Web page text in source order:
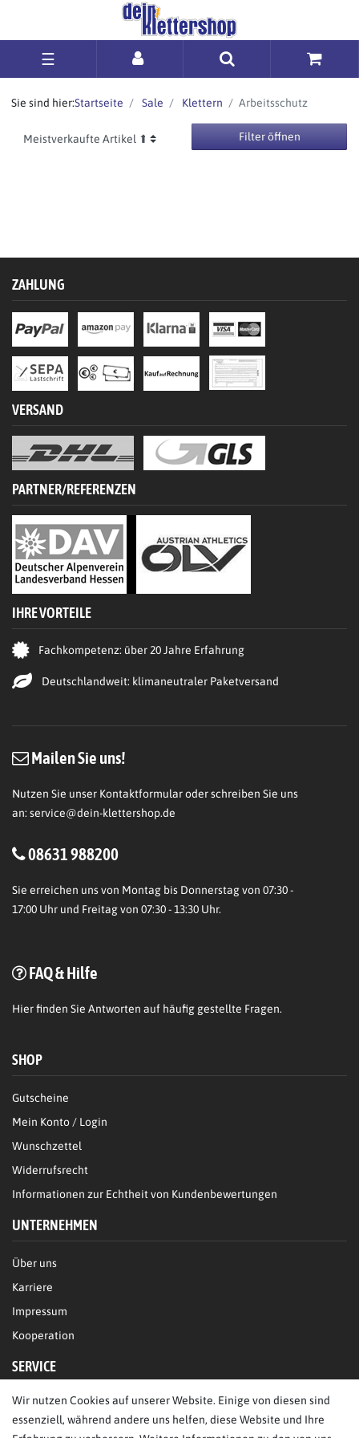
☰
Sie sind hier:Startseite Sale Klettern Arbeitsschutz
Filter öffnen
ZAHLUNG
VERSAND
PARTNER/REFERENZEN
IHRE VORTEILE
Fachkompetenz: über 20 Jahre Erfahrung
Deutschlandweit: klimaneutraler Paketversand
Mailen Sie uns!
Nutzen Sie unser Kontaktformular oder schreiben Sie uns
an: service@dein-klettershop.de
08631 988200
Sie erreichen uns von Montag bis Donnerstag von 07:30 -
17:00 Uhr und Freitag von 07:30 - 13:30 Uhr.
FAQ & Hilfe
Hierfinden Sie Antworten auf häufig gestellte Fragen.
SHOP
Gutscheine
Mein Konto / Login
Wunschzettel
Widerrufsrecht
Informationen zur Echtheit von Kundenbewertungen
UNTERNEHMEN
Über uns
Karriere
Impressum
Kooperation
SERVICE
FAQ/Hilfe
Wir nutzen Cookies auf unserer Website. Einige von diesen sind
essenziell, während andere uns helfen, diese Website und Ihre